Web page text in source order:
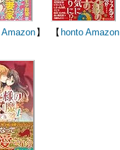
Amazon】 【honto Amazon